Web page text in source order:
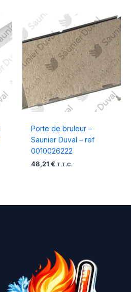
Porte de bruleur –
Saunier Duval – ref
0010026222
48,21 € T.T.C.